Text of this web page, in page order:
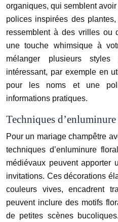
organiques, qui semblent
polices inspirées des
ressemblent à des vrilles ou
une touche whimsique à
mélanger plusieurs
intéressant, par exemple en
pour les noms et une
informations pratiques.
Techniques
Pour un mariage champêtre
techniques d’enluminure
médiévaux peuvent apporter
invitations. Ces décorations
couleurs vives, encadrent
peuvent inclure des motifs
de petites scènes